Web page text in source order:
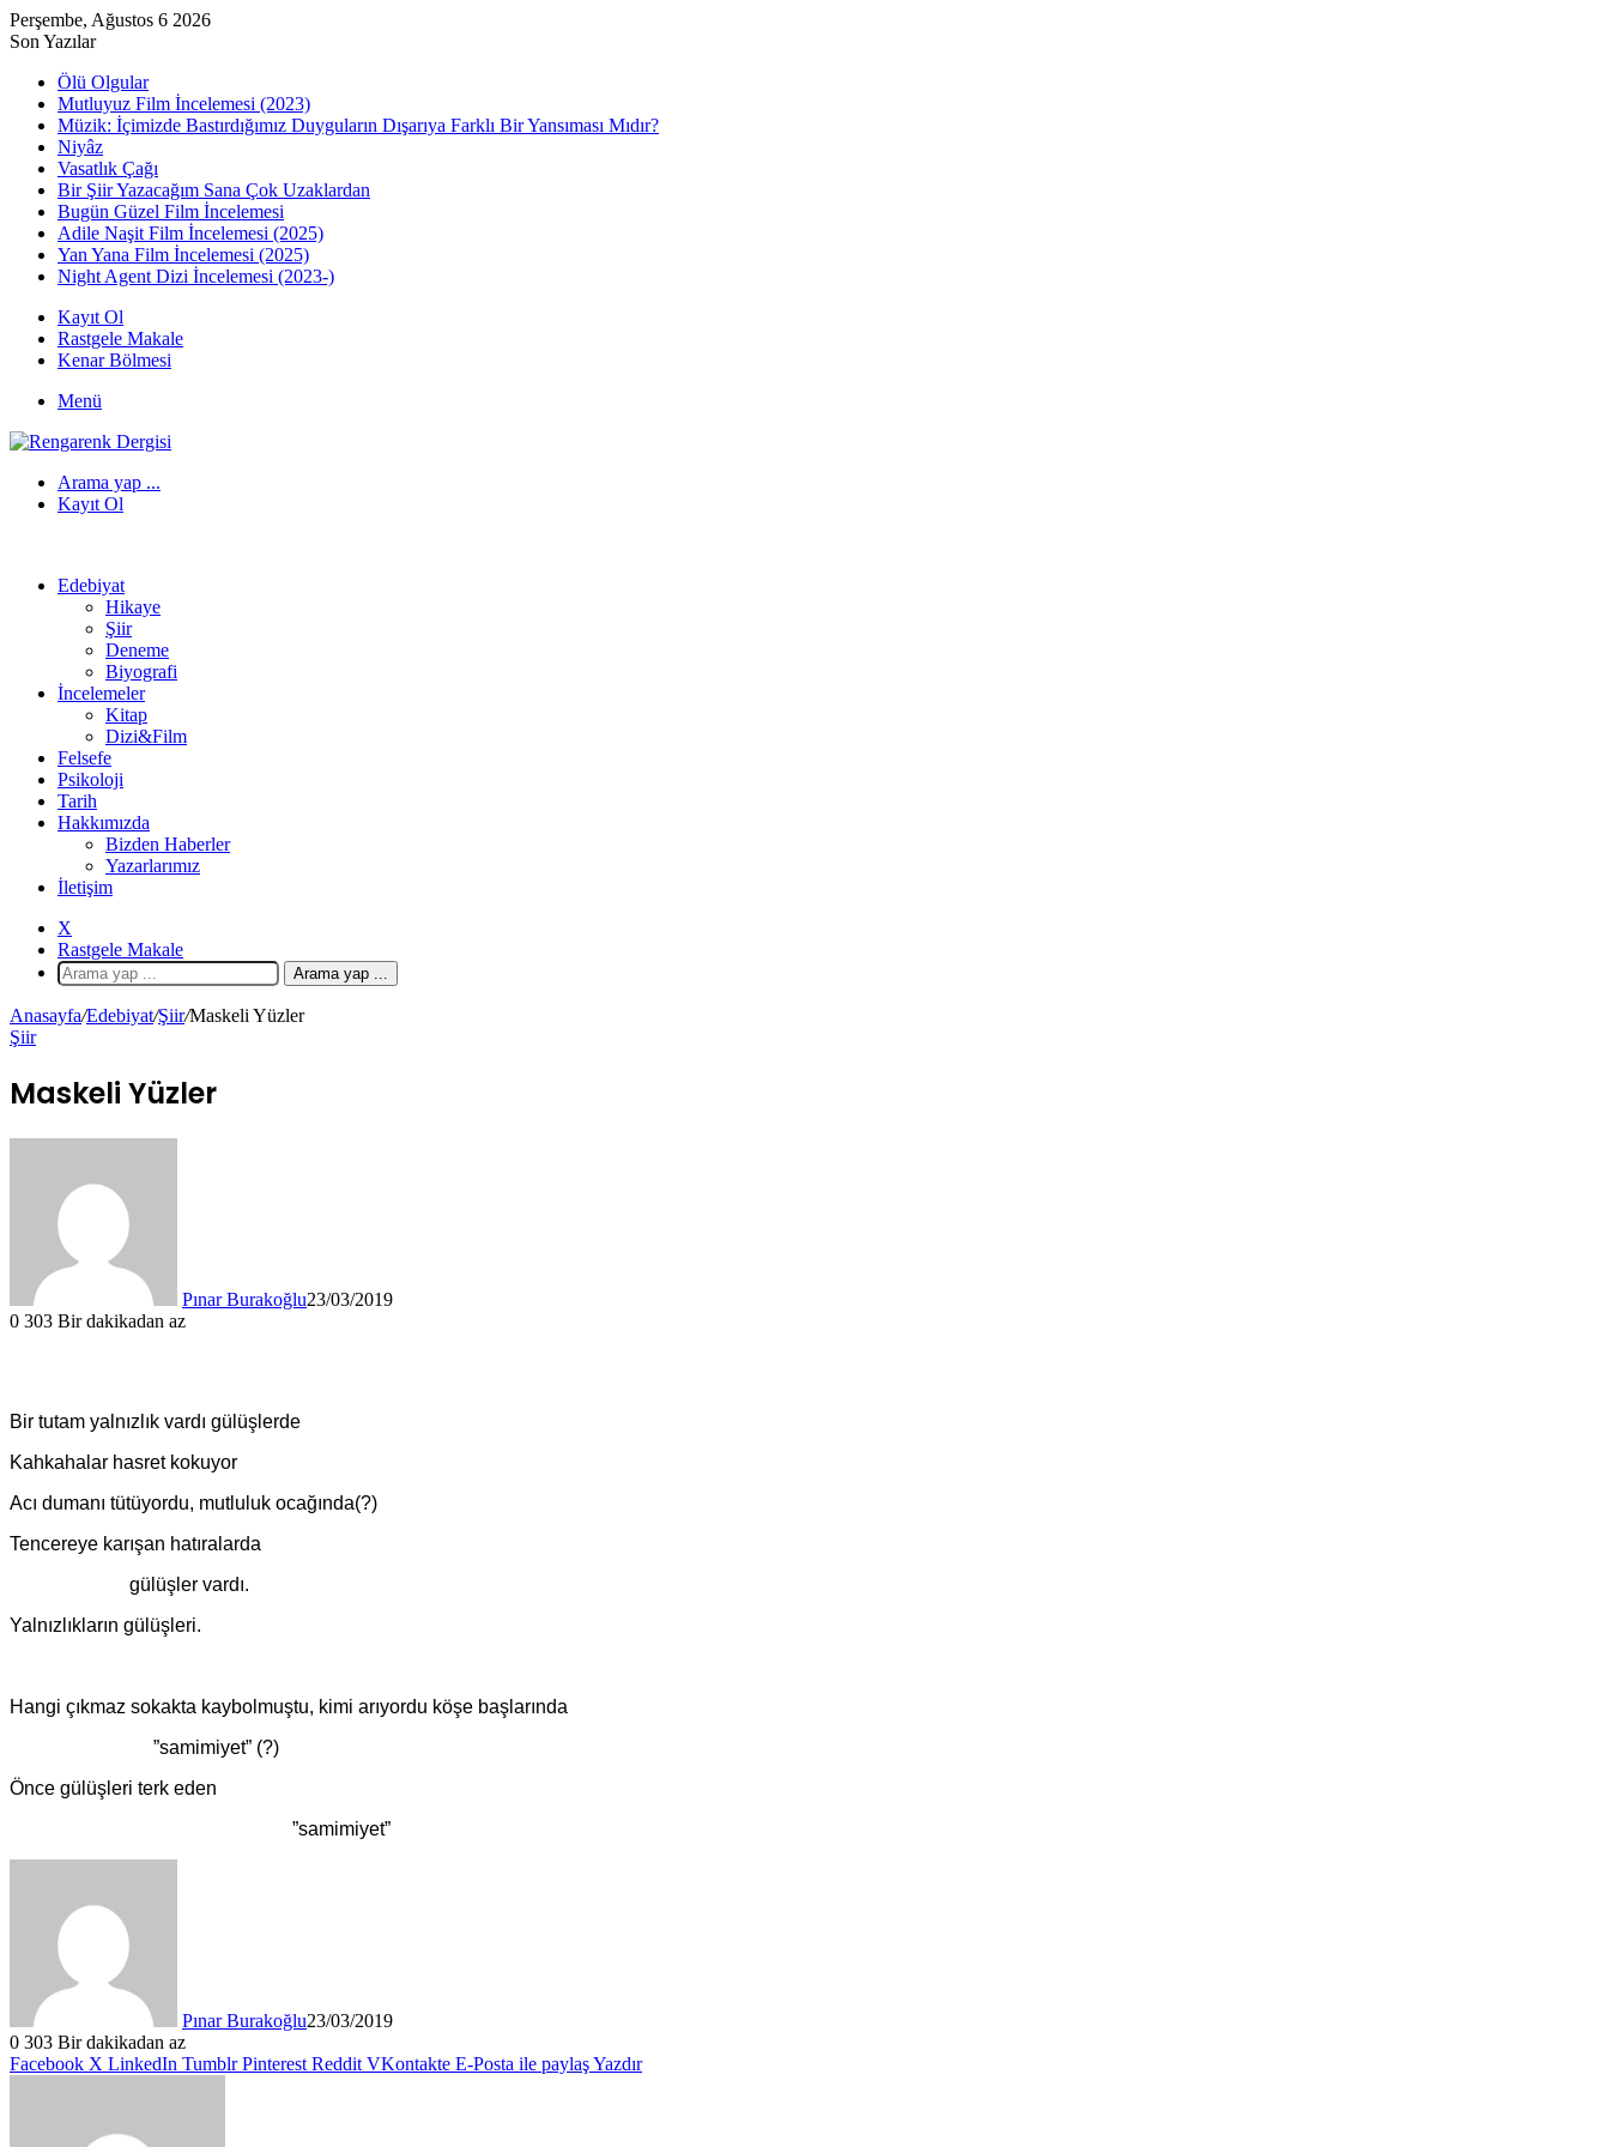
Perşembe, Ağustos 6 2026
Son Yazılar
Ölü Olgular
Mutluyuz Film İncelemesi (2023)
Müzik: İçimizde Bastırdığımız Duyguların Dışarıya Farklı Bir Yansıması Mıdır?
Niyâz
Vasatlık Çağı
Bir Şiir Yazacağım Sana Çok Uzaklardan
Bugün Güzel Film İncelemesi
Adile Naşit Film İncelemesi (2025)
Yan Yana Film İncelemesi (2025)
Night Agent Dizi İncelemesi (2023-)
Kayıt Ol
Rastgele Makale
Kenar Bölmesi
Menü
Arama yap ...
Kayıt Ol
Edebiyat
Hikaye
Şiir
Deneme
Biyografi
İncelemeler
Kitap
Dizi&Film
Felsefe
Psikoloji
Tarih
Hakkımızda
Bizden Haberler
Yazarlarımız
İletişim
X
Rastgele Makale
Arama yap ...
Anasayfa/Edebiyat/Şiir/Maskeli Yüzler
Şiir
Maskeli Yüzler
Pınar Burakoğlu23/03/2019
0 303 Bir dakikadan az
Bir tutam yalnızlık vardı gülüşlerde
Kahkahalar hasret kokuyor
Acı dumanı tütüyordu, mutluluk ocağında(?)
Tencereye karışan hatıralarda
gülüşler vardı.
Yalnızlıkların gülüşleri.
Hangi çıkmaz sokakta kaybolmuştu, kimi arıyordu köşe başlarında
”samimiyet” (?)
Önce gülüşleri terk eden
”samimiyet”
Pınar Burakoğlu23/03/2019
0 303 Bir dakikadan az
Facebook X LinkedIn Tumblr Pinterest Reddit VKontakte E-Posta ile paylaşYazdır